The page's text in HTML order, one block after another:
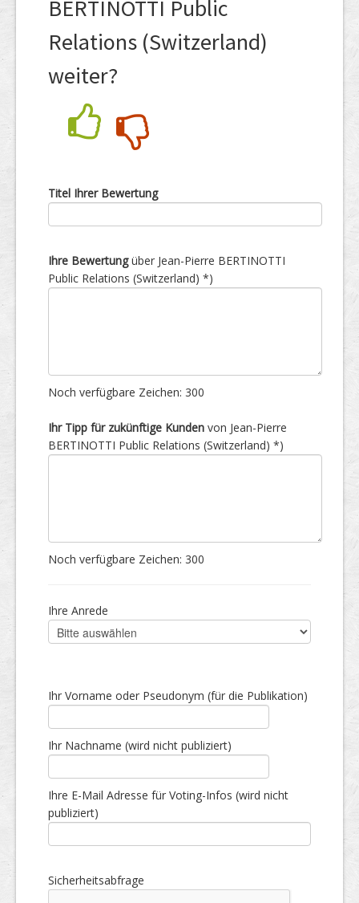
BERTINOTTI Public
Relations (Switzerland)
weiter?
Titel Ihrer Bewertung
Ihre Bewertungüber Jean-Pierre BERTINOTTI
Public Relations (Switzerland) *)
Noch verfügbare Zeichen: 300
Ihr Tipp für zukünftige Kunden von Jean-Pierre
BERTINOTTI Public Relations (Switzerland) *)
Noch verfügbare Zeichen: 300
Ihre Anrede
Ihr Vorname oder Pseudonym (für die Publikation)
Ihr Nachname (wird nicht publiziert)
Ihre E-Mail Adresse für Voting-Infos (wird nicht
publiziert)
Sicherheitsabfrage